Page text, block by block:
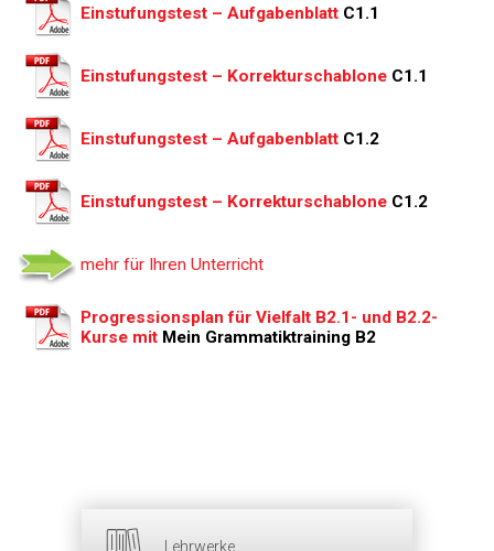
Lehrwerke
Einstufungstest – Aufgabenblatt C1.1
Einstufungstest – Korrekturschablone C1.1
Einstufungstest – Aufgabenblatt C1.2
Einstufungstest – Korrekturschablone C1.2
mehr für Ihren Unterricht
Progressionsplan für Vielfalt B2.1- und B2.2-
Kurse mit Mein Grammatiktraining B2